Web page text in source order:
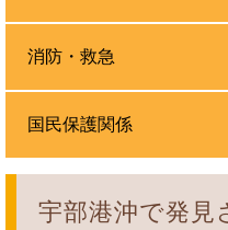
宇部港沖で発見
消防・救急
国民保護関係